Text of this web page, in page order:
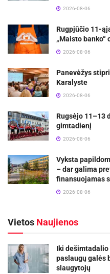
2026-08-06
Rugpjūčio 11-
„Maisto
2026-08-06
Panevėžys
Karalyste
2026-08-06
Rugsėjo 11–13
gimtadienį
2026-08-06
Vyksta
– dar galima
finansuojamas
2026-08-06
Vietos Naujienos
Iki
paslaugų galės
slaugytojų